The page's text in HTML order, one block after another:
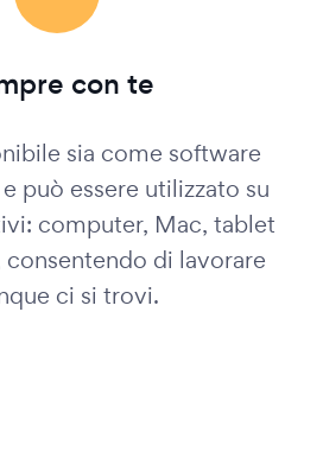
con te
sia come software
può essere utilizzato su
computer, Mac, tablet
consentendo di lavorare
ci si trovi.